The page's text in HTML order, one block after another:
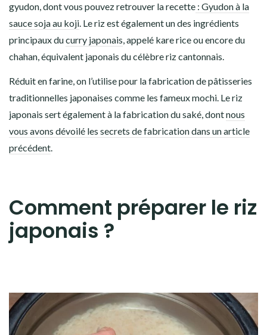
gyudon, dont vous pouvez retrouver la recette : Gyudon à la
sauce soja au koji. Le riz est également un des ingrédients
principaux ducurry japonais, appelé kare riceou encore du
chahan, équivalent japonais du célèbre riz cantonnais.
Réduit en farine, on l’utilise pour la fabrication depâtisseries
traditionnelles japonaises comme les fameuxmochi. Le riz
japonais sert également à lafabrication du saké, dontnous
vous avons dévoilé les secrets de fabrication dans un article
précédent.
Comment préparer le riz
japonais ?